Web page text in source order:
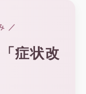
／
症状改